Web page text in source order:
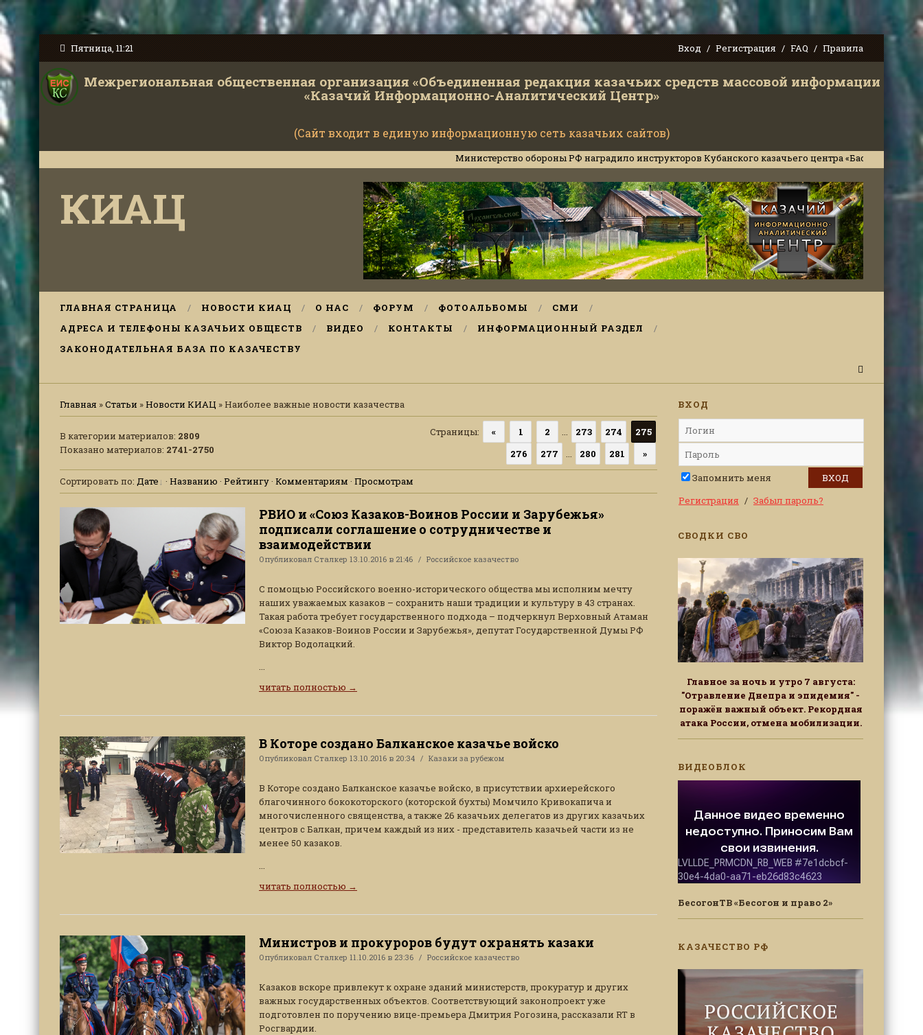
Пятница, 11:21 Вход Регистрация FAQ Правила
Межрегиональная общественная организация «Объединенная редакция казачьих средств массовой информации
«Казачий Информационно-Аналитический Центр»
(Сайт входит в единую информационную сеть казачьих сайтов)
Министерство обороны РФ наградило инструкторов Кубанского казачьего центра «Баско» за военное
КИАЦ
ГЛАВНАЯ СТРАНИЦА НОВОСТИ КИАЦ О НАС ФОРУМ ФОТОАЛЬБОМЫ
СМИ
АДРЕСА И ТЕЛЕФОНЫ КАЗАЧЬИХ ОБЩЕСТВ
ВИДЕО КОНТАКТЫ
ИНФОРМАЦИОННЫЙ РАЗДЕЛ
ЗАКОНОДАТЕЛЬНАЯ БАЗА ПО КАЗАЧЕСТВУ
Главная »Статьи »Новости КИАЦ » Наиболее важные новости казачества
В категории материалов: 2809
Показано материалов: 2741-2750
Страницы: « 1 2 ... 273 274
275
276
277 ... 280 281 »
Сортировать по: Дате · Названию · Рейтингу· Комментариям · Просмотрам
РВИО и «Союз Казаков-Воинов России и Зарубежья»
подписали соглашение о сотрудничестве и
взаимодействии
Опубликовал Сталкер 13.10.2016 в 21:46 Российское казачество
С помощью Российского военно-исторического общества мы исполним мечту
наших уважаемых казаков – сохранить наши традиции и культуру в 43 странах.
Такая работа требует государственного подхода – подчеркнул Верховный Атаман
«Союза Казаков-Воинов России и Зарубежья», депутат Государственной Думы РФ
Виктор Водолацкий.
читать полностью →
В Которе создано Балканское казачье войско
Опубликовал Сталкер 13.10.2016 в 20:34 Казаки за рубежом
В Которе создано Балканское казачье войско, в присутствии архиерейского
благочинного бококоторского (которской бухты) Момчило Кривокапича и
многочисленного священства, а также 26 казачьих делегатов из других казачьих
центров с Балкан, причем каждый из них - представитель казачьей части из не
менее 50 казаков.
читать полностью →
Министров и прокуроров будут охранять казаки
Опубликовал Сталкер 11.10.2016 в 23:36 Российское казачество
Казаков вскоре привлекут к охране зданий министерств, прокуратур и других
важных государственных объектов. Соответствующий законопроект уже
подготовлен по поручению вице-премьера Дмитрия Рогозина, рассказали RT в
Росгвардии.
ВХОД
Запомнить меня
Регистрация
Забыл пароль?
СВОДКИ СВО
Главное за ночь и утро 7 августа:
"Отравление Днепра и эпидемия" -
поражён важный объект. Рекордная
атака России, отмена мобилизации.
ВИДЕОБЛОК
БесогонТВ «Бесогон и право 2»
КАЗАЧЕСТВО РФ